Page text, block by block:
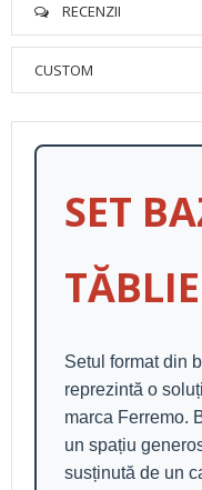
RECENZII
CUSTOM
SET
Setul format din
reprezintă o
marca Ferremo.
un spațiu
susținută de un